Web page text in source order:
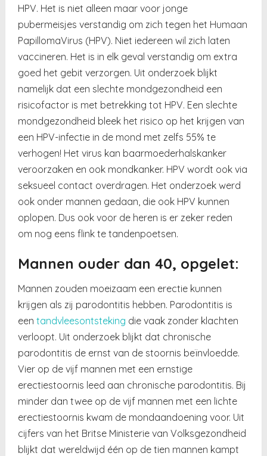
HPV. Het is niet alleen maar voor jonge
pubermeisjes verstandig om zich tegen het Humaan
PapillomaVirus (HPV). Niet iedereen wil zich laten
vaccineren. Het is in elk geval verstandig om extra
goed het gebit verzorgen. Uit onderzoek blijkt
namelijk dat een slechte mondgezondheid een
risicofactor is met betrekking tot HPV. Een slechte
mondgezondheid bleek het risico op het krijgen van
een HPV-infectie in de mond met zelfs 55% te
verhogen! Het virus kan baarmoederhalskanker
veroorzaken en ook mondkanker. HPV wordt ook via
seksueel contact overdragen. Het onderzoek werd
ook onder mannen gedaan, die ook HPV kunnen
oplopen. Dus ook voor de heren is er zeker reden
om nog eens flink te tandenpoetsen.
Mannen ouder dan 40, opgelet:
Mannen zouden moeizaam een erectie kunnen
krijgen als zij parodontitis hebben. Parodontitis is
eentandvleesontsteking die vaak zonder klachten
verloopt. Uit onderzoek blijkt dat chronische
parodontitis de ernst van de stoornis beïnvloedde.
Vier op de vijf mannen met een ernstige
erectiestoornis leed aan chronische parodontitis. Bij
minder dan twee op de vijf mannen met een lichte
erectiestoornis kwam de mondaandoening voor. Uit
cijfers van het Britse Ministerie van Volksgezondheid
blijkt dat wereldwijd één op de tien mannen kampt